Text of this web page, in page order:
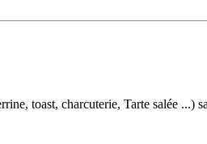
toast, charcuterie, Tarte salée ...)